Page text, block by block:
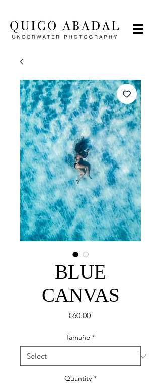
BLUE
CANVAS
€60.00Price
Tamaño *
Quantity *